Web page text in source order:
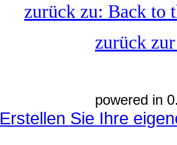
zurück zu: Back to
zurück
powered in
Erstellen Sie Ihre